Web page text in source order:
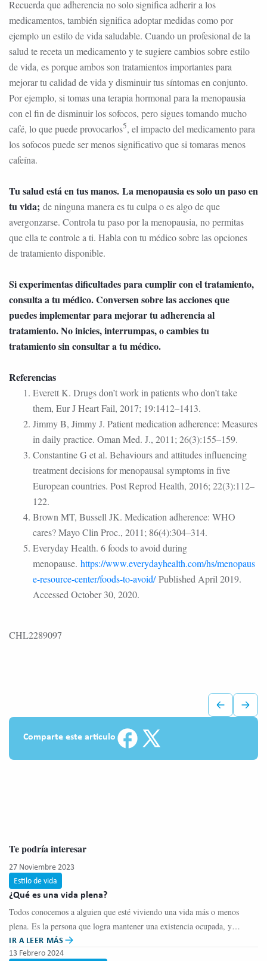
Recuerda que adherencia no solo significa adherir a los
medicamentos, también significa adoptar medidas como por
ejemplo un estilo de vida saludable. Cuando un profesional de la
salud te receta un medicamento y te sugiere cambios sobre estilo
de vida, es porque ambos son tratamientos importantes para
mejorar tu calidad de vida y disminuir tus síntomas en conjunto.
Por ejemplo, si tomas una terapia hormonal para la menopausia
con el fin de disminuir los sofocos, pero sigues tomando mucho
café, lo que puede provocarlos5, el impacto del medicamento para
los sofocos puede ser menos significativo que si tomaras menos
cafeína.
Tu salud está en tus manos. La menopausia es solo un paso en
tu vida; de ninguna manera es tu culpa o es algo de que
avergonzarse. Controla tu paso por la menopausia, no permitas
que ella te controle a ti. Habla con tu médico sobre las opciones
de tratamiento disponible.
Si experimentas dificultades para cumplir con el tratamiento,
consulta a tu médico. Conversen sobre las acciones que
puedes implementar para mejorar tu adherencia al
tratamiento. No inicies, interrumpas, o cambies tu
tratamiento sin consultar a tu médico.
Referencias
Everett K. Drugs don’t work in patients who don’t take
them, Eur J Heart Fail, 2017; 19:1412–1413.
Jimmy B, Jimmy J. Patient medication adherence: Measures
in daily practice. Oman Med. J., 2011; 26(3):155–159.
Constantine G et al. Behaviours and attitudes influencing
treatment decisions for menopausal symptoms in five
European countries. Post Reprod Health, 2016; 22(3):112–
122.
Brown MT, Bussell JK. Medication adherence: WHO
cares? Mayo Clin Proc., 2011; 86(4):304–314.
Everyday Health. 6 foods to avoid during
menopause. https://www.everydayhealth.com/hs/menopaus
e-resource-center/foods-to-avoid/Published April 2019.
Accessed October 30, 2020.
CHL2289097
Comparte este articulo
Te podría interesar
27 Noviembre 2023
Estilo de vida
¿Qué es una vida plena?
Todos conocemos a alguien que esté viviendo una vida más o menos
plena. Es la persona que logra mantener una existencia ocupada, y
balanceada, con una gran variedad de satisfacción y alegría.
IR A LEER MÁS
13 Febrero 2024